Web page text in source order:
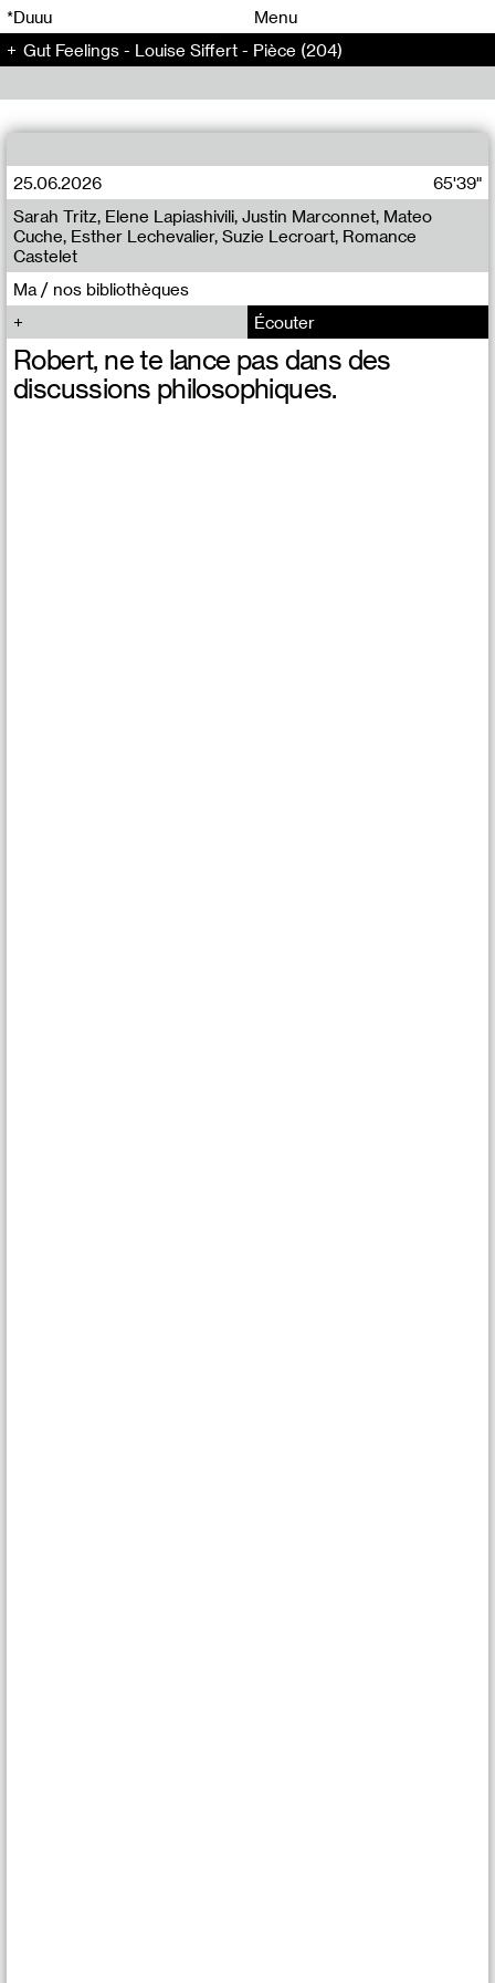
*Duuu
Menu
Gut Feelings - Louise Siffert - Pièce (204)
25.06.2026 65'39"
Ma / nos bibliothèques
Sarah Tritz, Elene Lapiashivili, Justin Marconnet, Mateo
Cuche, Esther Lechevalier, Suzie Lecroart, Romance
Castelet
Écouter
Robert, ne te lance pas dans des
discussions philosophiques.
00 00
00 00